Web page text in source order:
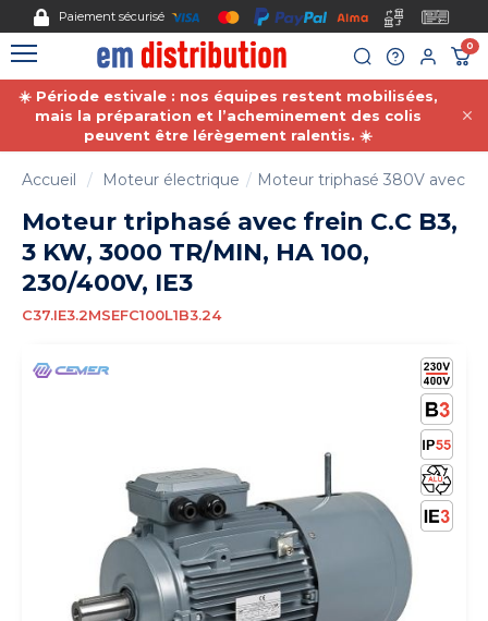
Paiement sécurisé
0
☀️ Période estivale : nos équipes restent mobilisées,
mais la préparation et l’acheminement des colis
peuvent être lérègement ralentis. ☀️
Accueil Moteur électrique Moteur triphasé 380V avec
Moteur triphasé avec frein C.C B3,
3 KW, 3000 TR/MIN, HA 100,
230/400V, IE3
C37.IE3.2MSEFC100L1B3.24
Gestion des cookies